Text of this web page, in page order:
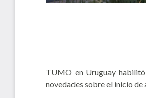
TUMO en Uruguay
novedades sobre el inicio